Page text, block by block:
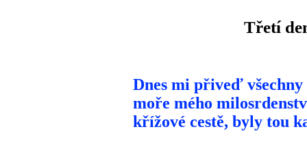
Třetí
Dnes mi přiveď všechny
moře mého
křížové cestě, byly tou